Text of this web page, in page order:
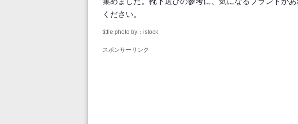
ください。
tittle photo by：istock
スポンサーリンク